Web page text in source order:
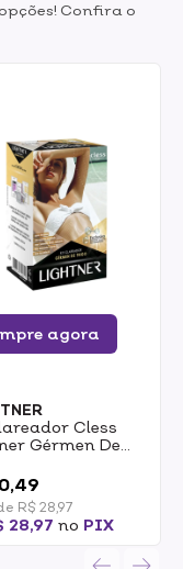
Confira o
agora
Cless
Gérmen De
R$ 28,97
28,97 no PIX